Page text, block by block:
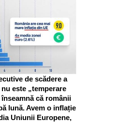
de scădere a
este „temperare
că românii
lună. Avem o inflație
Uniunii Europene,